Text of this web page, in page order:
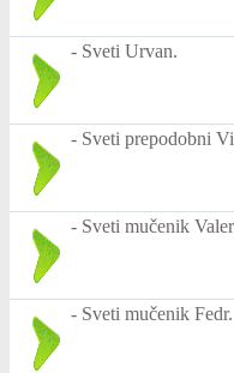
- Sveti Urvan.
- Sveti prepodobni
- Sveti mučenik
- Sveti mučenik Fedr.